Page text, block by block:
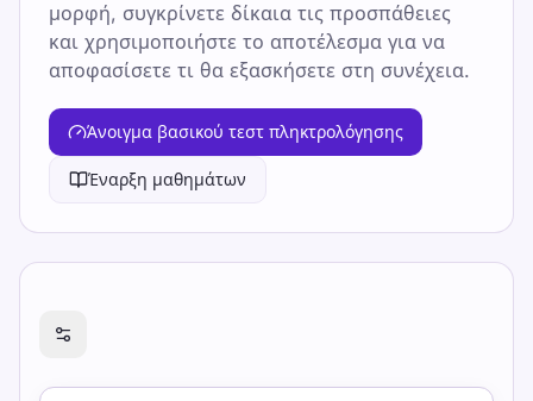
μορφή, συγκρίνετε δίκαια τις προσπάθειες
και χρησιμοποιήστε το αποτέλεσμα για να
αποφασίσετε τι θα εξασκήσετε στη συνέχεια.
Άνοιγμα βασικού τεστ πληκτρολόγησης
Έναρξη μαθημάτων
Είστε έτοιμοι να δοκιμάσετε τις δεξιότητές σας